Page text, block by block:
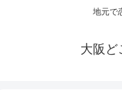
地元で
大阪ど